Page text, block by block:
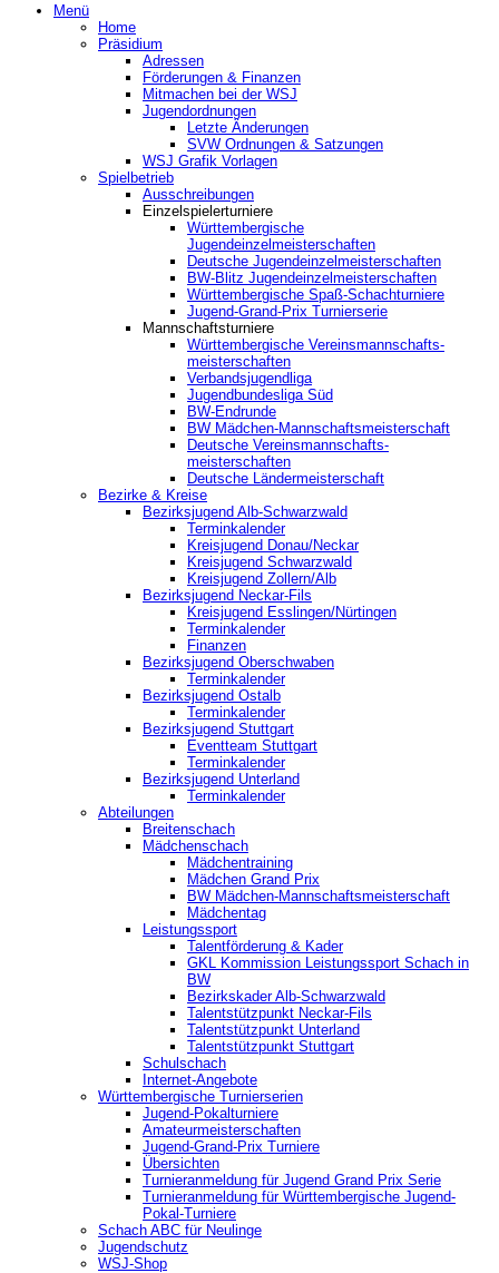
Menü
Home
Präsidium
Adressen
Förderungen & Finanzen
Mitmachen bei der WSJ
Jugendordnungen
Letzte Änderungen
SVW Ordnungen & Satzungen
WSJ Grafik Vorlagen
Spielbetrieb
Ausschreibungen
Einzelspielerturniere
Württembergische
Jugendeinzelmeisterschaften
Deutsche Jugendeinzelmeisterschaften
BW-Blitz Jugendeinzelmeisterschaften
Württembergische Spaß-Schachturniere
Jugend-Grand-Prix Turnierserie
Mannschaftsturniere
Württembergische Vereinsmannschafts-
meisterschaften
Verbandsjugendliga
Jugendbundesliga Süd
BW-Endrunde
BW Mädchen-Mannschaftsmeisterschaft
Deutsche Vereinsmannschafts-
meisterschaften
Deutsche Ländermeisterschaft
Bezirke & Kreise
Bezirksjugend Alb-Schwarzwald
Terminkalender
Kreisjugend Donau/Neckar
Kreisjugend Schwarzwald
Kreisjugend Zollern/Alb
Bezirksjugend Neckar-Fils
Kreisjugend ‎Esslingen/Nürtingen
Terminkalender
Finanzen
Bezirksjugend Oberschwaben
Terminkalender
Bezirksjugend Ostalb
Terminkalender
Bezirksjugend Stuttgart
‎Eventteam Stuttgart
Terminkalender
Bezirksjugend Unterland
Terminkalender
Abteilungen
Breitenschach
Mädchenschach
Mädchentraining
Mädchen Grand Prix
BW Mädchen-Mannschaftsmeisterschaft
Mädchentag
Leistungssport
Talentförderung & Kader
GKL Kommission Leistungssport Schach in
BW
Bezirkskader Alb-Schwarzwald
Talentstützpunkt Neckar-Fils
Talentstützpunkt Unterland
Talentstützpunkt Stuttgart
Schulschach
Internet-Angebote
Württembergische Turnierserien
Jugend-Pokalturniere
Amateurmeisterschaften
Jugend-Grand-Prix Turniere
Übersichten
Turnieranmeldung für Jugend Grand Prix Serie
Turnieranmeldung für Württembergische Jugend-
Pokal-Turniere
Schach ABC für Neulinge
Jugendschutz
WSJ-Shop